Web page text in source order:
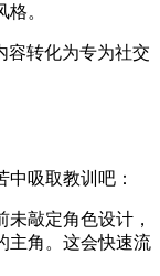
。
容转化为专为社交
吸取教训吧：
敲定角色设计，
主角。这会快速流